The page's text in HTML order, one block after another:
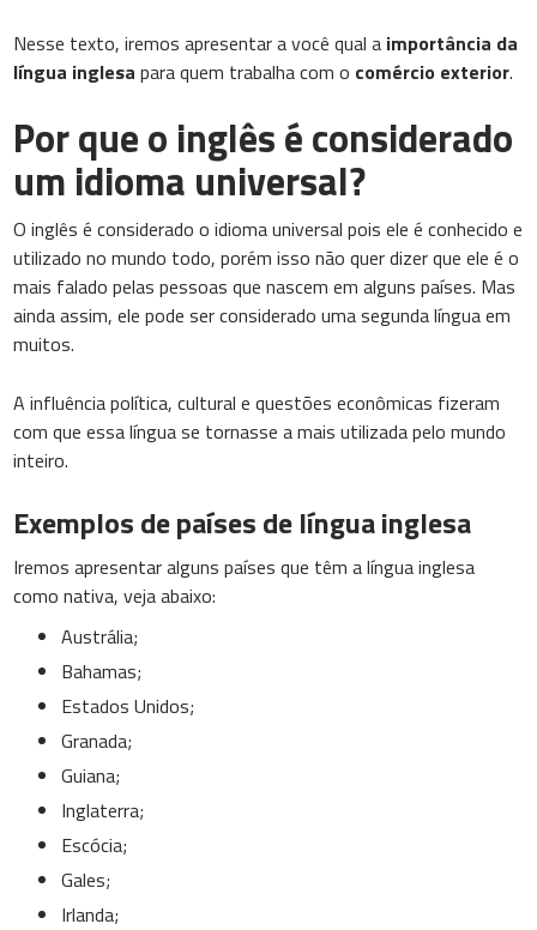
Nesse texto, iremos apresentar a você qual a importância da
língua inglesa para quem trabalha com o comércio exterior.
Por que o inglês é considerado
um idioma universal?
O inglês é considerado o idioma universal pois ele é conhecido e
utilizado no mundo todo, porém isso não quer dizer que ele é o
mais falado pelas pessoas que nascem em alguns países. Mas
ainda assim, ele pode ser considerado uma segunda língua em
muitos.
A influência política, cultural e questões econômicas fizeram
com que essa língua se tornasse a mais utilizada pelo mundo
inteiro.
Exemplos de países de língua inglesa
Iremos apresentar alguns países que têm a língua inglesa
como nativa, veja abaixo:
Austrália;
Bahamas;
Estados Unidos;
Granada;
Guiana;
Inglaterra;
Escócia;
Gales;
Irlanda;